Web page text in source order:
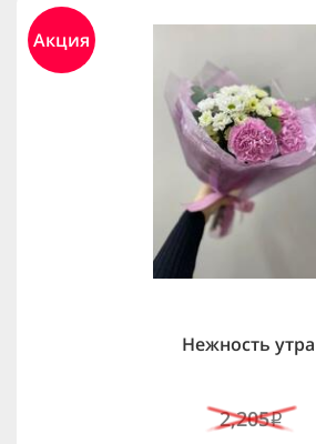
Акция
Нежность утра
2,205i